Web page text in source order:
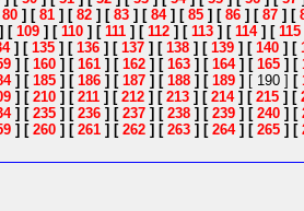
80 ] [ 81 ] [ 82 ] [ 83 ] [ 84] [ 85 ] [ 86 ] [ 87 ] [
] [ 109 ] [ 110 ] [ 111 ] [ 112 ] [ 113 ] [ 114] [ 115
] [ 135 ] [ 136 ] [ 137 ] [ 138 ] [ 139 ] [ 140 ] [
] [ 160 ] [ 161 ] [ 162 ] [ 163 ] [ 164] [ 165 ] [
] [ 185 ] [ 186 ] [ 187 ] [ 188 ] [ 189 ] [ 190 ] [
] [ 210 ] [ 211 ] [ 212 ] [ 213 ] [ 214] [ 215 ] [
] [ 235 ] [ 236 ] [ 237 ] [ 238 ] [ 239 ] [ 240 ] [
] [ 260 ] [ 261 ] [ 262 ] [ 263 ] [ 264] [ 265 ] [